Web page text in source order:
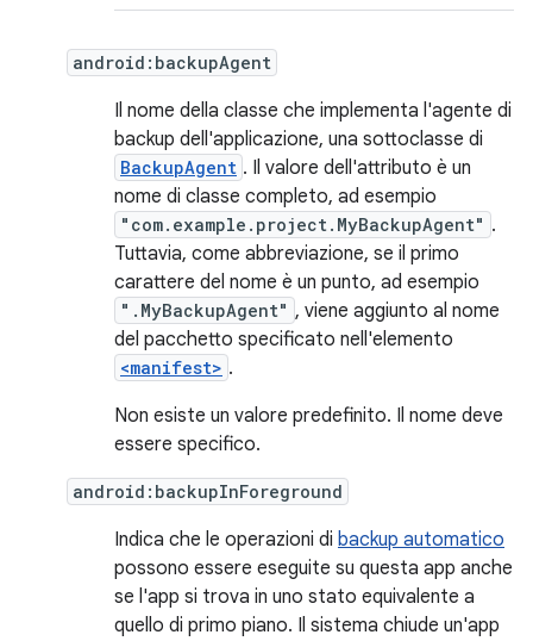
android:backupAgent
Il nome della classe che implementa l'agente di
backup dell'applicazione, una sottoclasse di
BackupAgent . Il valore dell'attributo è un
nome di classe completo, ad esempio
"com.example.project.MyBackupAgent" .
Tuttavia, come abbreviazione, se il primo
carattere del nome è un punto, ad esempio
".MyBackupAgent" , viene aggiunto al nome
del pacchetto specificato nell'elemento
<manifest> .
Non esiste un valore predefinito. Il nome deve
essere specifico.
android:backupInForeground
Indica che le operazioni di backup automatico
possono essere eseguite su questa app anche
se l'app si trova in uno stato equivalente a
quello di primo piano. Il sistema chiude un'app